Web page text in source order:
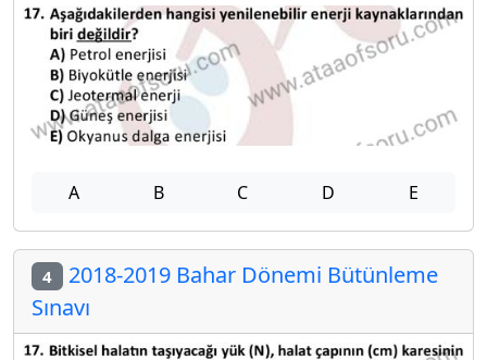
A B C D E
4 2018-2019 Bahar Dönemi Bütünleme
Sınavı